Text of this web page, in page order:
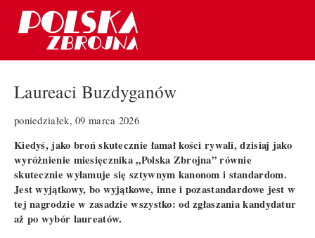
Laureaci Buzdyganów
poniedziałek, 09 marca 2026
Kiedyś, jako broń skutecznie łamał kości rywali, dzisiaj jako
wyróżnienie miesięcznika „Polska Zbrojna” równie
skutecznie wyłamuje się sztywnym kanonom i standardom.
Jest wyjątkowy, bo wyjątkowe, inne i pozastandardowe jest w
tej nagrodzie w zasadzie wszystko: od zgłaszania kandydatur
aż po wybór laureatów.